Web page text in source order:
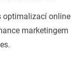
optimalizací online
marketingem